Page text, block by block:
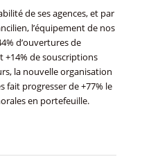
de ses agences, et par
l’équipement de nos
d’ouvertures de
de souscriptions
la nouvelle organisation
fait progresser de +77% le
en portefeuille.